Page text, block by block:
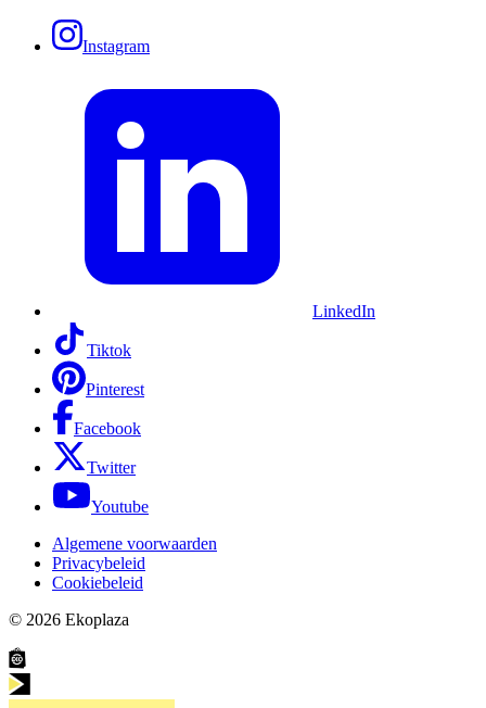
Instagram
LinkedIn
Tiktok
Pinterest
Facebook
Twitter
Youtube
Algemene voorwaarden
Privacybeleid
Cookiebeleid
© 2026 Ekoplaza